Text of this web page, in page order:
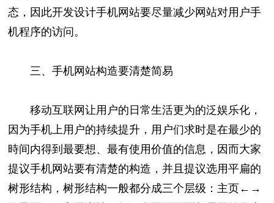
态，因此开发设计手机网站要尽量减少网站对用户手
机程序的访问。
三、手机网站构造要清楚简易
移动互联网让用户的日常生活更为的泛娱乐化，
因为手机上用户的持续提升，用户们求时是在最少的
時间内得到最要想、最有使用价值的信息，因而大家
提议手机网站要有清楚的构造，并且提议选用平扁的
树形结构，树形结构一般都分成三个层级：主页←→